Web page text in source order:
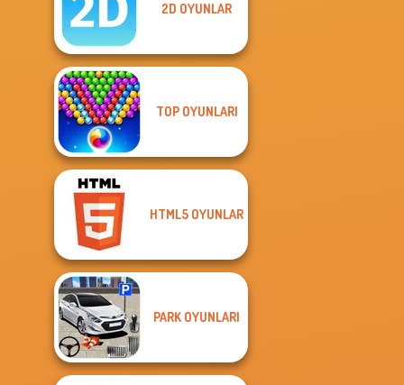
Sniper Combat
3D
Solitaire Classic
2D OYUNLAR
TOP OYUNLARI
HTML5 OYUNLAR
PARK OYUNLARI